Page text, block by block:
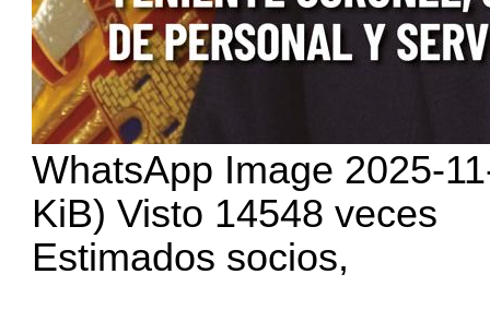
WhatsApp Image 2025-
KiB) Visto 14548 veces
Estimados socios,